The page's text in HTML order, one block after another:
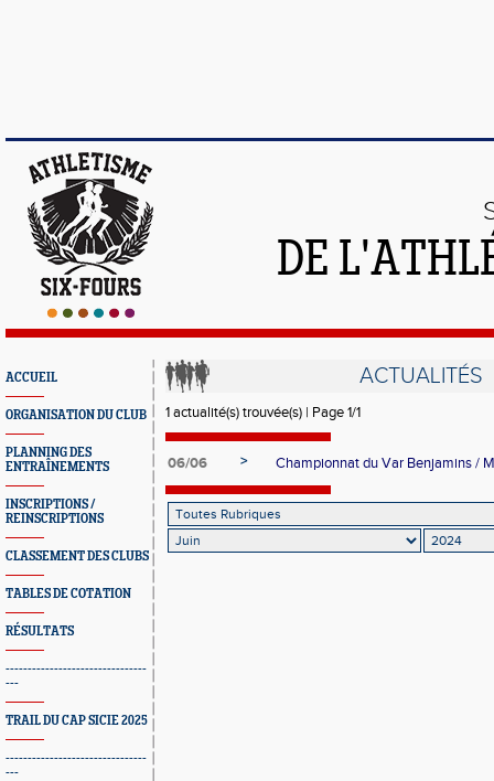
DE
ACCUEIL
ORGANISATION DU CLUB
PLANNING DES
ENTRAÎNEMENTS
INSCRIPTIONS /
REINSCRIPTIONS
CLASSEMENT DES CLUBS
TABLES DE COTATION
RÉSULTATS
--------------------------------
---
TRAIL DU CAP SICIE 2025
--------------------------------
---
ACTUALITÉS
1 actualité(s) trouvée(s) | Page 1/1
06/06 > Championnat du Var Benjamins /